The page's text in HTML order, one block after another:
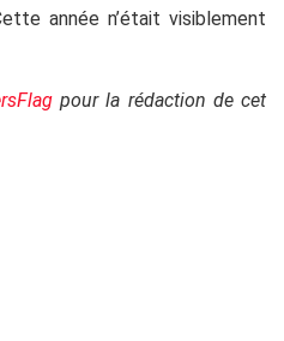
année n’était visiblement
pour la rédaction de cet